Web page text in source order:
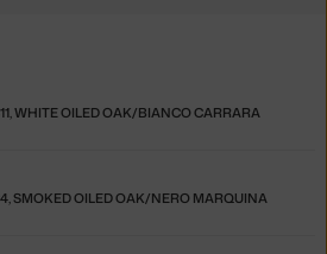
WHITE OILED OAK/BIANCO CARRARA
SMOKED OILED OAK/NERO MARQUINA